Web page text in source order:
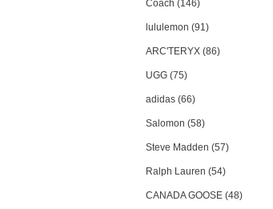
Coach (146)
lululemon (91)
ARC'TERYX (86)
UGG (75)
adidas (66)
Salomon (58)
Steve Madden (57)
Ralph Lauren (54)
CANADA GOOSE (48)